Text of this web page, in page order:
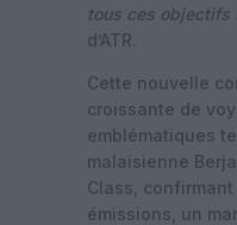
tous ces objectifs
d’ATR.
Cette nouvelle
croissante de
emblématiques
malaisienne
Class,
émissions, un